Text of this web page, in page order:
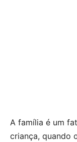
A família é um
criança, quando